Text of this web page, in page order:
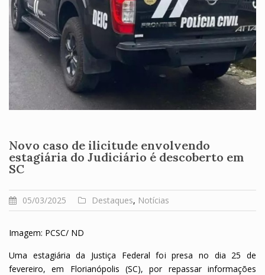
Novo caso de ilicitude envolvendo
estagiária do Judiciário é descoberto em
SC
05/03/2025 Destaques, Notícias
Imagem: PCSC/ ND
Uma estagiária da Justiça Federal foi presa no dia 25 de
fevereiro, em Florianópolis (SC), por repassar informações